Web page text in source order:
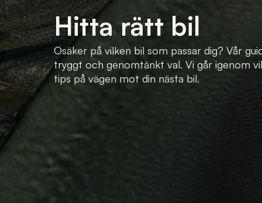
Hitta rätt bil
Osäker på vilken bil som passar dig? Vår
tryggt och genomtänkt val. Vi går igenom
tips på vägen mot din nästa bil.